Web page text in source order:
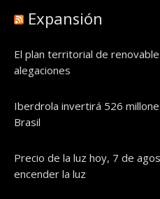
Expansión
El plan territorial de
alegaciones
Iberdrola invertirá 526
Brasil
Precio de la luz hoy, 7 de
encender la luz